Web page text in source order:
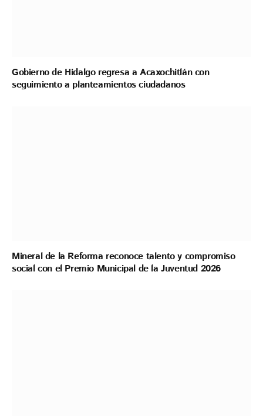
Gobierno de Hidalgo regresa a Acaxochitlán con
seguimiento a planteamientos ciudadanos
Mineral de la Reforma reconoce talento y compromiso
social con el Premio Municipal de la Juventud 2026